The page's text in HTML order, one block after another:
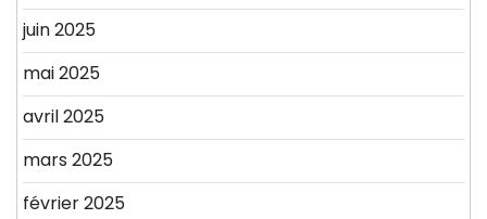
juin 2025
mai 2025
avril 2025
mars 2025
février 2025